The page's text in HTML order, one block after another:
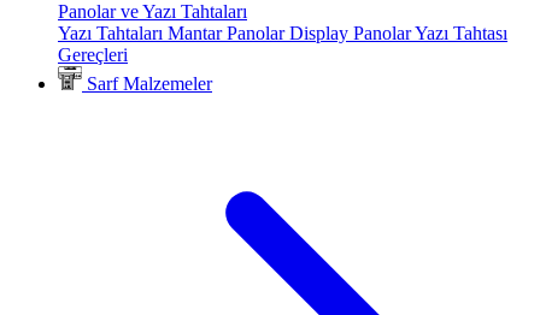
Panolar ve Yazı Tahtaları
Yazı Tahtaları Mantar PanolarDisplay PanolarYazı Tahtası
Gereçleri
Sarf Malzemeler